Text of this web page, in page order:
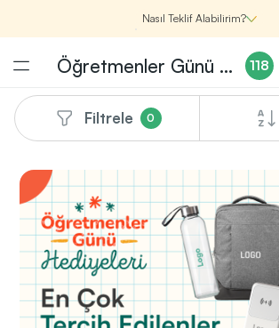
Nasıl Teklif Alabilirim?
Promosyon Ürünlerini Bul!
1
Şirketin için ihtiyacın olan farklı kategorilerde
binlerce kaliteli ve yenilikçi ürünü, seçkin marka ve
üretici firma garantisi ile Promozone’da
keşfedebilirsin.
Öğretmenler Günü Hediyeleri 118
Filtrele 0